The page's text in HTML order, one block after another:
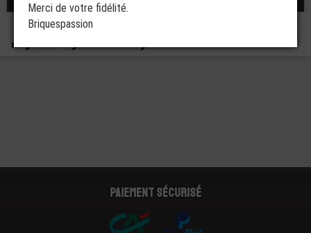
Paiement sécurisé
Merci de votre fidélité.
Briquespassion